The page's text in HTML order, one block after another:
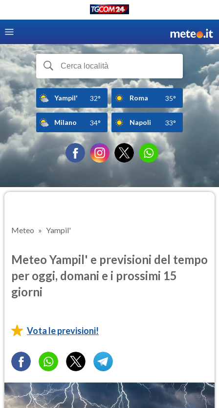
Yampil' 32° Roma 35°
Milano 34° Napoli 33°
Meteo Yampil'
Meteo Yampil' e previsioni del tempo
per oggi, domani e i prossimi 15
giorni
Vota le previsioni!